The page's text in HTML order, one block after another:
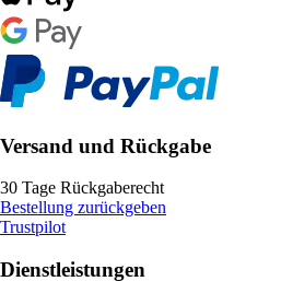
Versand und Rückgabe
30 Tage Rückgaberecht
Bestellung zurückgeben
Trustpilot
Dienstleistungen